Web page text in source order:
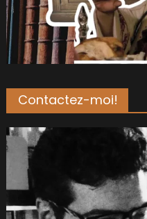
Contactez-moi!